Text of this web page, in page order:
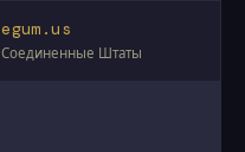
egum.us
Соединенные Штаты